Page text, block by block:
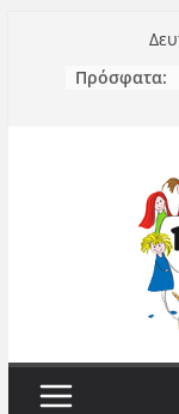
περιεχόμενο
Πρόσφατα: